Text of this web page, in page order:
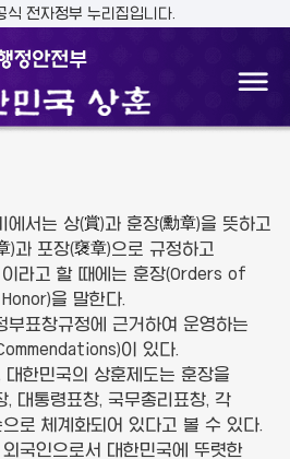
식 전자정부 누리집입니다.
에서는 상(賞)과 훈장(勳章)을 뜻하고
)과 포장(襃章)으로 규정하고
라고 할 때에는 훈장(Orders of
을 말한다.
부표창규정에 근거하여 운영하는
이 있다.
한민국의 상훈제도는 훈장을
, 대통령표창, 국무총리표창, 각
로 체계화되어 있다고 볼 수 있다.
국인으로서 대한민국에 뚜렷한